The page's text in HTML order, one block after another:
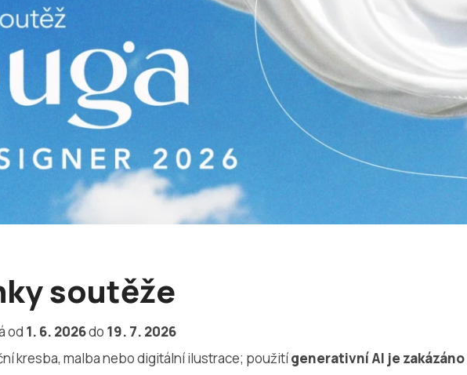
soutěže
od 1. 6. 2026do 19. 7. 2026
kresba, malba nebo digitální ilustrace; použitígenerativní AI je zakázáno